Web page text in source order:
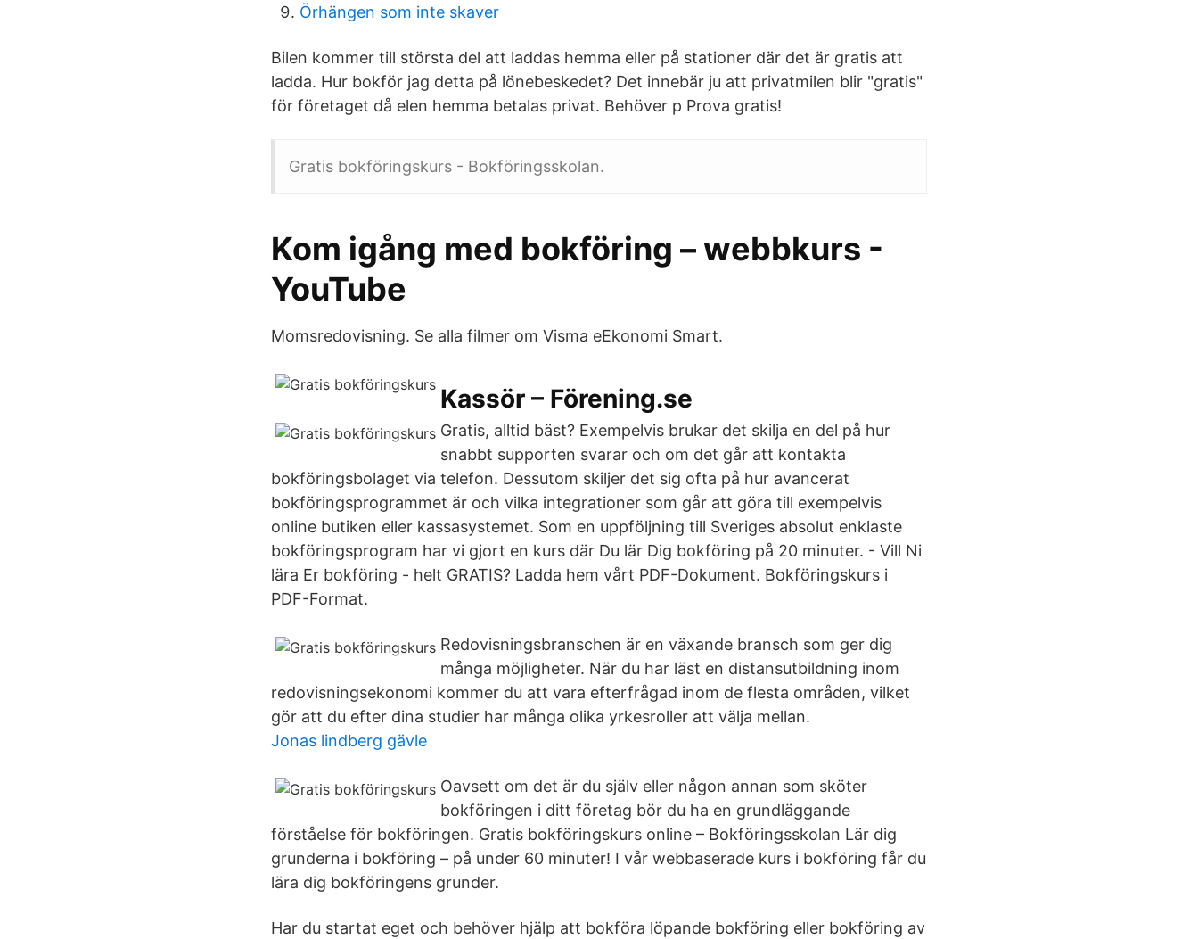
Örhängen som inte skaver
Bilen kommer till största del att laddas hemma eller på stationer där det är gratis att
ladda. Hur bokför jag detta på lönebeskedet? Det innebär ju att privatmilen blir "gratis"
för företaget då elen hemma betalas privat. Behöver p Prova gratis!
Gratis bokföringskurs - Bokföringsskolan.
Kom igång med bokföring – webbkurs -
YouTube
Momsredovisning. Se alla filmer om Visma eEkonomi Smart.
Kassör – Förening.se
Gratis, alltid bäst? Exempelvis brukar det skilja en del på hur
snabbt supporten svarar och om det går att kontakta
bokföringsbolaget via telefon. Dessutom skiljer det sig ofta på hur avancerat
bokföringsprogrammet är och vilka integrationer som går att göra till exempelvis
online butiken eller kassasystemet. Som en uppföljning till Sveriges absolut enklaste
bokföringsprogram har vi gjort en kurs där Du lär Dig bokföring på 20 minuter. - Vill Ni
lära Er bokföring - helt GRATIS? Ladda hem vårt PDF-Dokument. Bokföringskurs i
PDF-Format.
Redovisningsbranschen är en växande bransch som ger dig
många möjligheter. När du har läst en distansutbildning inom
redovisningsekonomi kommer du att vara efterfrågad inom de flesta områden, vilket
gör att du efter dina studier har många olika yrkesroller att välja mellan.
Jonas lindberg gävle
Oavsett om det är du själv eller någon annan som sköter
bokföringen i ditt företag bör du ha en grundläggande
förståelse för bokföringen. Gratis bokföringskurs online – Bokföringsskolan Lär dig
grunderna i bokföring – på under 60 minuter! I vår webbaserade kurs i bokföring får du
lära dig bokföringens grunder.
Har du startat eget och behöver hjälp att bokföra löpande bokföring eller bokföring av